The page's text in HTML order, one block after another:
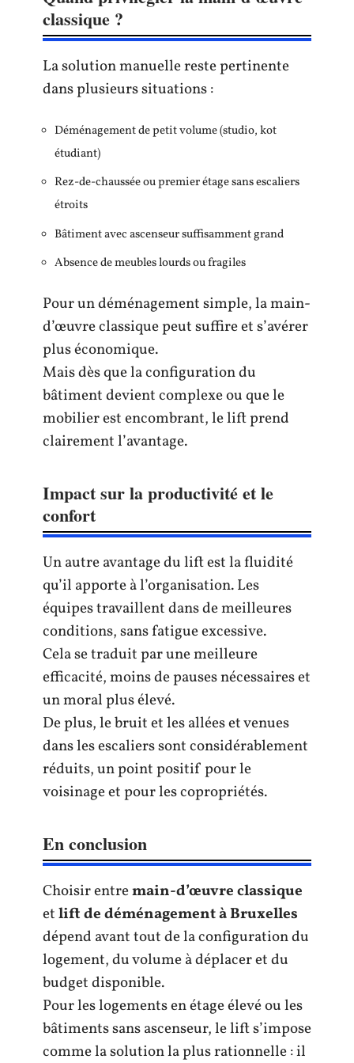
classique ?
La solution manuelle reste pertinente
dans plusieurs situations :
Déménagement de petit volume (studio, kot
étudiant)
Rez-de-chaussée ou premier étage sans escaliers
étroits
Bâtiment avec ascenseur suffisamment grand
Absence de meubles lourds ou fragiles
Pour un déménagement simple, la main-
d’œuvre classique peut suffire et s’avérer
plus économique.
Mais dès que la configuration du
bâtiment devient complexe ou que le
mobilier est encombrant, le lift prend
clairement l’avantage.
Impact sur la productivité et le
confort
Un autre avantage du lift est la fluidité
qu’il apporte à l’organisation. Les
équipes travaillent dans de meilleures
conditions, sans fatigue excessive.
Cela se traduit par une meilleure
efficacité, moins de pauses nécessaires et
un moral plus élevé.
De plus, le bruit et les allées et venues
dans les escaliers sont considérablement
réduits, un point positif pour le
voisinage et pour les copropriétés.
En conclusion
Choisir entremain-d’œuvre classique
etlift de déménagement à Bruxelles
dépend avant tout de la configuration du
logement, du volume à déplacer et du
budget disponible.
Pour les logements en étage élevé ou les
bâtiments sans ascenseur, le lift s’impose
comme la solution la plus rationnelle : il